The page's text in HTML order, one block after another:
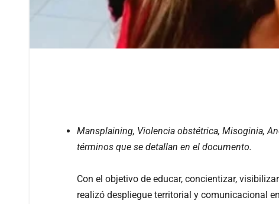
Mansplaining, Violencia obstétrica, Misoginia,
términos que se detallan en el documento.
Con el objetivo de educar, concientizar,
realizó despliegue territorial y comunicacional